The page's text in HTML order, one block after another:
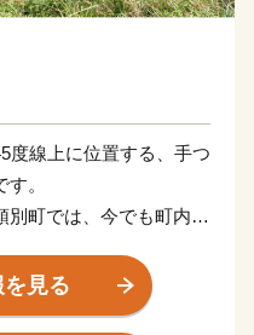
度線上に位置する、手つ
。
別町では、今でも町内を
自然に恵まれ、一年を通
見る